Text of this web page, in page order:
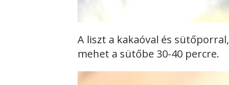
A liszt a kakaóval és
mehet a sütőbe 30-40 percre.